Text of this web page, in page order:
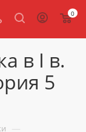
0
в I в.
5
—